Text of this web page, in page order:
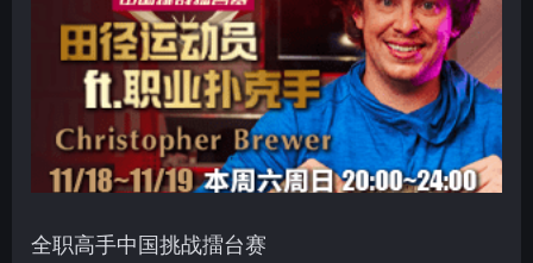
全职高手中国挑战擂台赛